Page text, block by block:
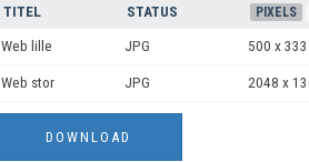
TITEL STATUS PIXELS
Web lille JPG 500 x
Web stor JPG 2048 x